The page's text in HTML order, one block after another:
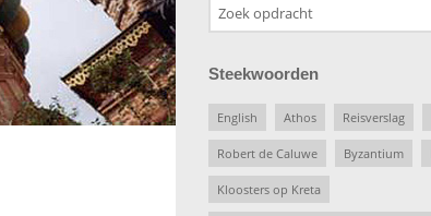
Steekwoorden
English Athos Reisverslag
Robert de Caluwe Byzantium
Kloosters op Kreta